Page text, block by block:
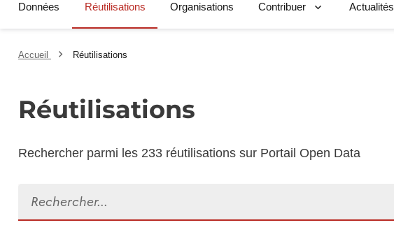
Données Réutilisations Organisations Contribuer Actualités
Accueil Réutilisations
Réutilisations
Rechercher parmi les 233 réutilisations sur Portail Open Data